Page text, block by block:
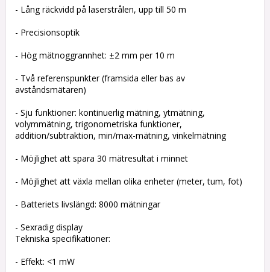
- Lång räckvidd på laserstrålen, upp till 50 m
- Precisionsoptik
- Hög mätnoggrannhet: ±2 mm per 10 m
- Två referenspunkter (framsida eller bas av
avståndsmätaren)
- Sju funktioner: kontinuerlig mätning, ytmätning,
volymmätning, trigonometriska funktioner,
addition/subtraktion, min/max-mätning, vinkelmätning
- Möjlighet att spara 30 mätresultat i minnet
- Möjlighet att växla mellan olika enheter (meter, tum, fot)
- Batteriets livslängd: 8000 mätningar
- Sexradig display
Tekniska specifikationer:
- Effekt: <1 mW